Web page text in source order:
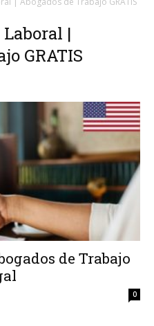
|
GRATIS
de Trabajo
0